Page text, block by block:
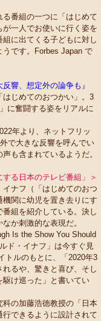
番組の一つに「はじめて
一人でお使いに行く姿を
に出てくる子どもに対し
です。Forbes Japan で
響、想定外の論争も』
じめてのおつかい」。3
に奮闘する姿をリアルに
年より、ネットフリッ
で大きな反響を呼んでい
も含まれているようだ。
る日本のテレビ番組」＞
ナフ（「はじめてのおつ
関に幼児を置き去りにす
組を紹介している。決し
か刺激的な表現だ。
Is the Show You Should
ド・イナフ」は今すぐ見
トルのもとに、「2020年3
るや、驚きと喜び、そし
け巡った」と書いてい
の加藤浩徳教授の「日本
できるように設計されて